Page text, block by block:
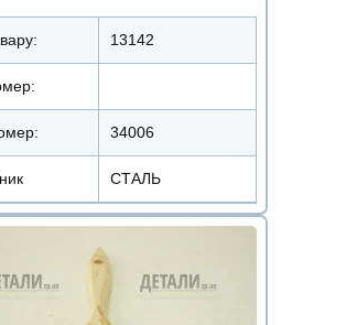
13142
34006
СТАЛЬ